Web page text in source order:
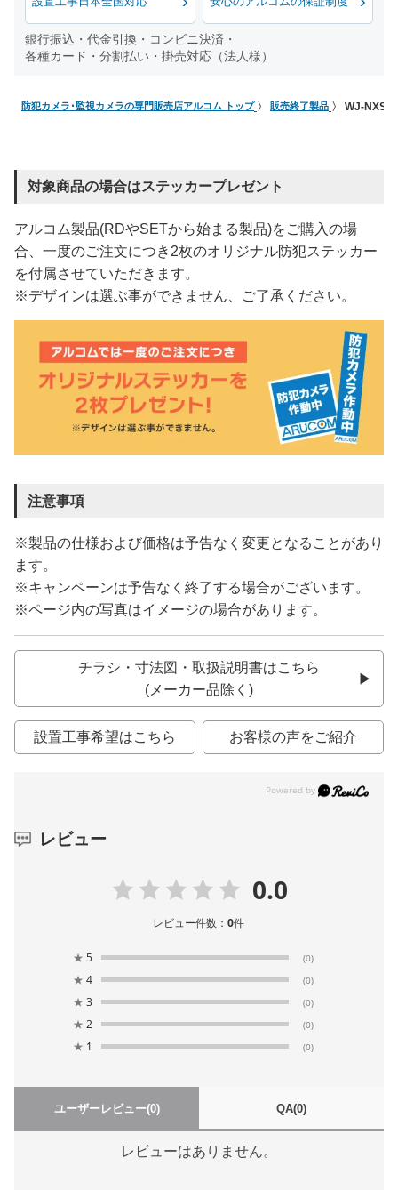
銀行振込・代金引換・コンビニ決済・
各種カード・分割払い・掛売対応（法人様）
防犯カメラ･監視カメラの専門販売店アルコム トップ 販売終了製品 WJ-
対象商品の場合はステッカープレゼント
アルコム製品(RDやSETから始まる製品)をご購入の場
合、一度のご注文につき2枚のオリジナル防犯ステッカー
を付属させていただきます。
※デザインは選ぶ事ができません、ご了承ください。
注意事項
※製品の仕様および価格は予告なく変更となることがあり
ます。
※キャンペーンは予告なく終了する場合がございます。
※ページ内の写真はイメージの場合があります。
チラシ・寸法図・取扱説明書はこちら
(メーカー品除く)
設置工事希望はこちら お客様の声をご紹介
レビュー
0.0
レビュー件数：0件
★ 5 (0)
★ 4 (0)
★ 3 (0)
★ 2 (0)
★ 1 (0)
ユーザーレビュー(0) QA(0)
レビューはありません。